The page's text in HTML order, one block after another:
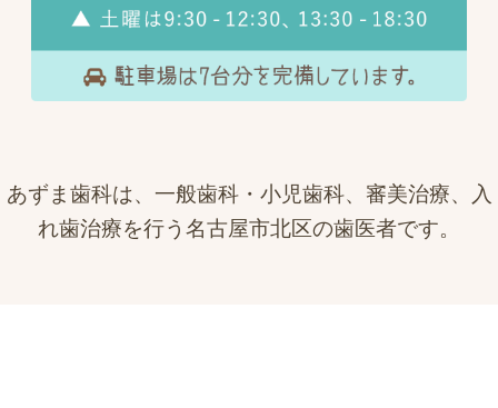
あずま歯科は、一般歯科・小児歯科、審美治療、入
れ歯治療を行う名古屋市北区の歯医者です。